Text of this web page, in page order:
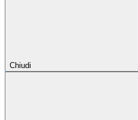
Chiudi